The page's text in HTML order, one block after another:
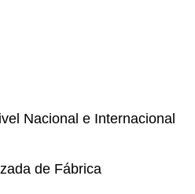
Nacional e Internacional
de Fábrica